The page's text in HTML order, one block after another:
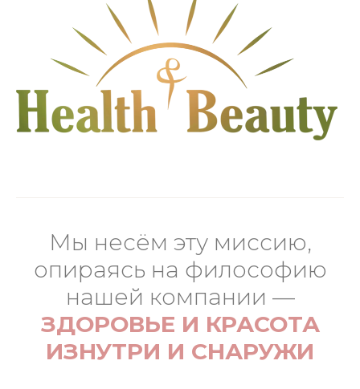
Мы несём эту миссию,
опираясь на философию
нашей компании —
ЗДОРОВЬЕ И КРАСОТА
ИЗНУТРИ И СНАРУЖИ